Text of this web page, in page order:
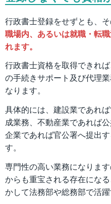
行政書士登録をせずとも、
職場内、あるいは就職・転
れます。
行政書士資格を取得できれ
の手続きサポート及び代理
なります。
具体的には、建設業であれ
成業務、不動産業であれば
企業であれば官公署へ提出
す。
専門性の高い業務になりま
からも重宝される存在にな
かして法務部や総務部で活躍